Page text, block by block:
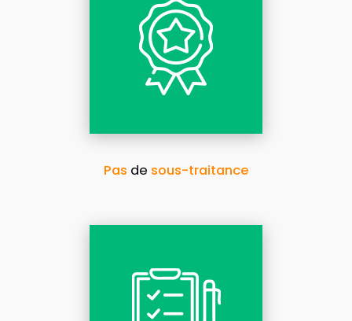
Pas de sous-traitance